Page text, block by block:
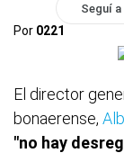
Seguí a
Por 0221
El director
bonaerense,
"no hay